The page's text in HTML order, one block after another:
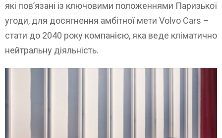
які пов’язані із ключовими положеннями Паризької
угоди, для досягнення амбітної мети Volvo Cars –
стати до 2040 року компанією, яка веде кліматично
нейтральну діяльність.